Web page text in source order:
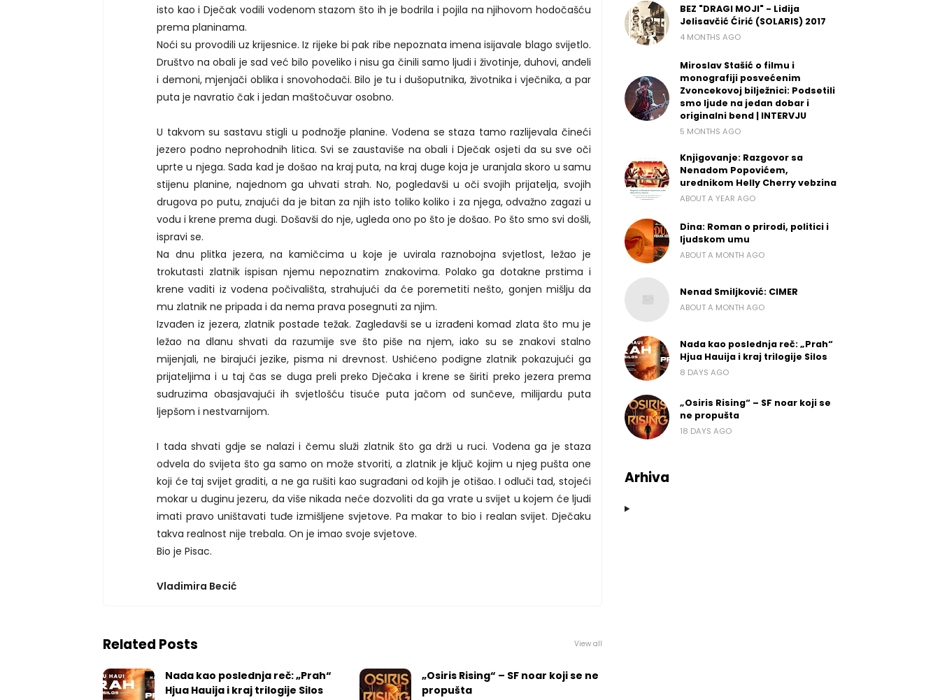
isto kao i Dječak vodili vodenom stazom što ih je bodrila i pojila na njihovom hodočašću
prema planinama.
Noći su provodili uz krijesnice. Iz rijeke bi pak ribe nepoznata imena isijavale blago svijetlo.
Društvo na obali je sad već bilo poveliko i nisu ga činili samo ljudi i životinje, duhovi, anđeli
i demoni, mjenjači oblika i snovohodači. Bilo je tu i dušoputnika, životnika i vječnika, a par
puta je navratio čak i jedan maštočuvar osobno.
U takvom su sastavu stigli u podnožje planine. Vodena se staza tamo razlijevala čineći
jezero podno neprohodnih litica. Svi se zaustaviše na obali i Dječak osjeti da su sve oči
uprte u njega. Sada kad je došao na kraj puta, na kraj duge koja je uranjala skoro u samu
stijenu planine, najednom ga uhvati strah. No, pogledavši u oči svojih prijatelja, svojih
drugova po putu, znajući da je bitan za njih isto toliko koliko i za njega, odvažno zagazi u
vodu i krene prema dugi. Došavši do nje, ugleda ono po što je došao. Po što smo svi došli,
ispravi se.
Na dnu plitka jezera, na kamičcima u koje je uvirala raznobojna svjetlost, ležao je
trokutasti zlatnik ispisan njemu nepoznatim znakovima. Polako ga dotakne prstima i
krene vaditi iz vodena počivališta, strahujući da će poremetiti nešto, gonjen mišlju da
mu zlatnik ne pripada i da nema prava posegnuti za njim.
Izvađen iz jezera, zlatnik postade težak. Zagledavši se u izrađeni komad zlata što mu je
ležao na dlanu shvati da razumije sve što piše na njem, iako su se znakovi stalno
mijenjali, ne birajući jezike, pisma ni drevnost. Ushićeno podigne zlatnik pokazujući ga
prijateljima i u taj čas se duga preli preko Dječaka i krene se širiti preko jezera prema
sudruzima obasjavajući ih svjetlošću tisuće puta jačom od sunčeve, milijardu puta
ljepšom i nestvarnijom.
I tada shvati gdje se nalazi i čemu služi zlatnik što ga drži u ruci. Vodena ga je staza
odvela do svijeta što ga samo on može stvoriti, a zlatnik je ključ kojim u njeg pušta one
koji će taj svijet graditi, a ne ga rušiti kao sugrađani od kojih je otišao. I odluči tad, stojeći
mokar u duginu jezeru, da više nikada neće dozvoliti da ga vrate u svijet u kojem će ljudi
imati pravo uništavati tuđe izmišljene svjetove. Pa makar to bio i realan svijet. Dječaku
takva realnost nije trebala. On je imao svoje svjetove.
Bio je Pisac.
Vladimira Becić
Related Posts View all
Nada kao poslednja reč: „Prah“
Hjua Hauija i kraj trilogije Silos
„Osiris Rising“ – SF noar koji se ne
propušta
BEZ "DRAGI MOJI" - Lidija
Jelisavčić Ćirić (SOLARIS) 2017
4 MONTHS AGO
Miroslav Stašić o filmu i
monografiji posvećenim
Zvoncekovoj bilježnici: Podsetili
smo ljude na jedan dobar i
originalni bend | INTERVJU
5 MONTHS AGO
Knjigovanje: Razgovor sa
Nenadom Popovićem,
urednikom Helly Cherry vebzina
ABOUT A YEAR AGO
Dina: Roman o prirodi, politici i
ljudskom umu
ABOUT A MONTH AGO
Nenad Smiljković: CIMER
ABOUT A MONTH AGO
Nada kao poslednja reč: „Prah“
Hjua Hauija i kraj trilogije Silos
8 DAYS AGO
„Osiris Rising“ – SF noar koji se
ne propušta
18 DAYS AGO
Arhiva